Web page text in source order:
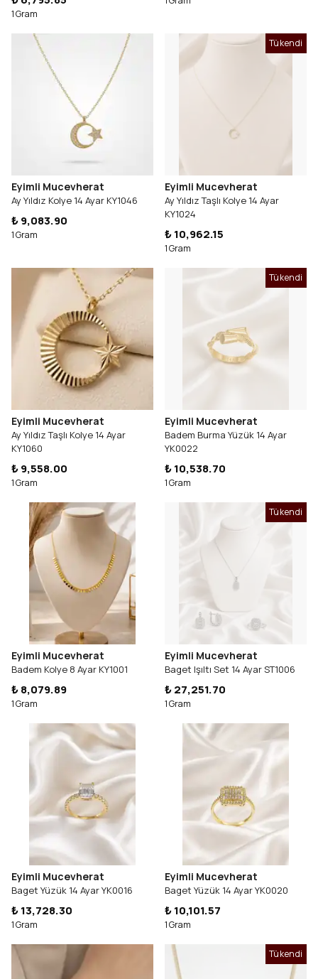
1 Gram
Eyimli Mucevherat
Ay Yıldız Kolye 14 Ayar KY1046
₺ 9,083.90
1 Gram
Tükendi
Eyimli Mucevherat
Ay Yıldız Taşlı Kolye 14 Ayar
KY1024
₺ 10,962.15
1 Gram
Eyimli Mucevherat
Ay Yıldız Taşlı Kolye 14 Ayar
KY1060
₺ 9,558.00
1 Gram
Tükendi
Eyimli Mucevherat
Badem Burma Yüzük 14 Ayar
YK0022
₺ 10,538.70
1 Gram
Eyimli Mucevherat
Badem Kolye 8 Ayar KY1001
₺ 8,079.89
1 Gram
Tükendi
Eyimli Mucevherat
Baget Işıltı Set 14 Ayar ST1006
₺ 27,251.70
1 Gram
Eyimli Mucevherat
Baget Yüzük 14 Ayar YK0016
₺ 13,728.30
1 Gram
Eyimli Mucevherat
Baget Yüzük 14 Ayar YK0020
₺ 10,101.57
1 Gram
Tükendi